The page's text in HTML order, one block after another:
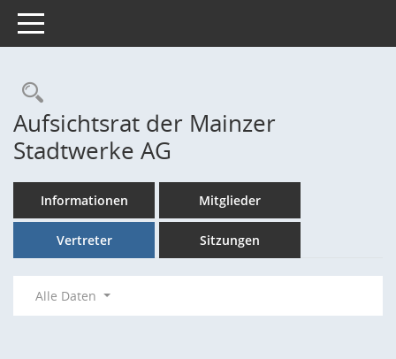
Toggle navigation
Rechercheauswahl
Aufsichtsrat der Mainzer
Stadtwerke AG
Informationen Mitglieder
Vertreter Sitzungen
Alle Daten